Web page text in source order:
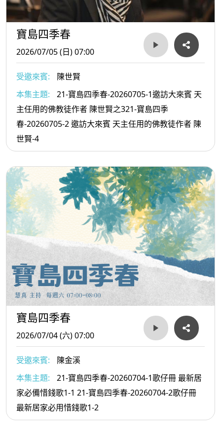
寶島四季春
2026/07/05 (日) 07:00
受邀來賓:
陳世賢
本集主題:
21-寶島四季春-20260705-1邀訪大來賓 天
主任用的佛教徒作者 陳世賢之321-寶島四季
春-20260705-2 邀訪大來賓 天主任用的佛教徒作者 陳
世賢-4
寶島四季春
2026/07/04 (六) 07:00
受邀來賓:
陳金溪
本集主題:
21-寶島四季春-20260704-1歌仔冊 最新居
家必備惜錢歌1-1 21-寶島四季春-20260704-2歌仔冊
最新居家必用惜錢歌1-2